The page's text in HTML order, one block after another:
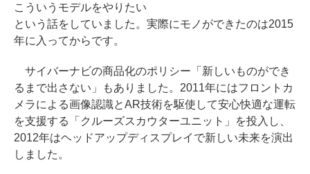
こういうモデルをやりたい
という話をしていました。実際にモノができたのは2015
年に入ってからです。
サイバーナビの商品化のポリシー「新しいものができ
るまで出さない」もありました。2011年にはフロントカ
メラによる画像認識とAR技術を駆使して安心快適な運転
を支援する「クルーズスカウターユニット」を投入し、
2012年はヘッドアップディスプレイで新しい未来を演出
しました。